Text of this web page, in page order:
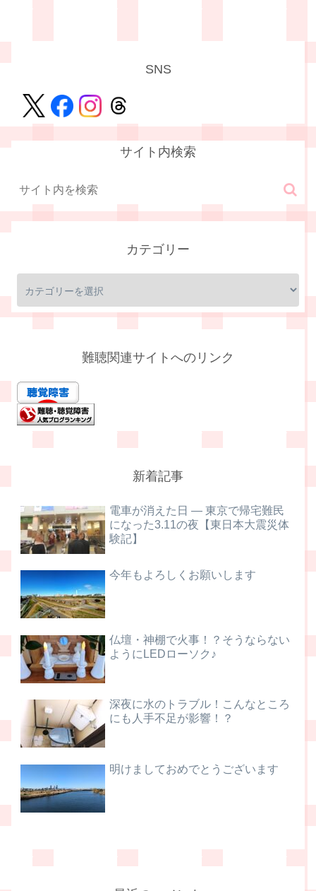
SNS
サイト内検索
カテゴリー
難聴関連サイトへのリンク
新着記事
電車が消えた日 ― 東京で帰宅難民
になった3.11の夜【東日本大震災体
験記】
今年もよろしくお願いします
仏壇・神棚で火事！？そうならない
ようにLEDローソク♪
深夜に水のトラブル！こんなところ
にも人手不足が影響！？
明けましておめでとうございます